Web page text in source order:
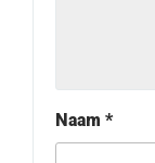
Naam *